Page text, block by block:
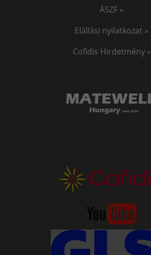
ÁSZF »
Elállási nyilatkozat »
Cofidis Hirdetmény »